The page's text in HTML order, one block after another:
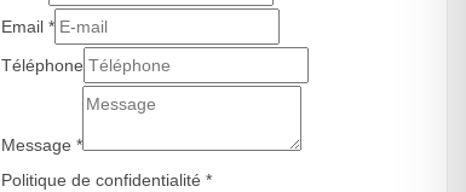
Email *
Téléphone
Message *
Politique de confidentialité *